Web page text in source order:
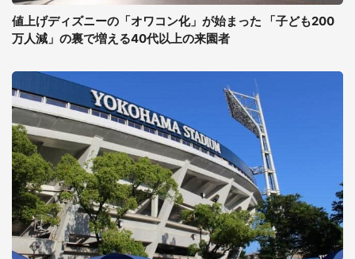
値上げディズニーの「オワコン化」が始まった 「子ども200
万人減」の裏で増える40代以上の来園者